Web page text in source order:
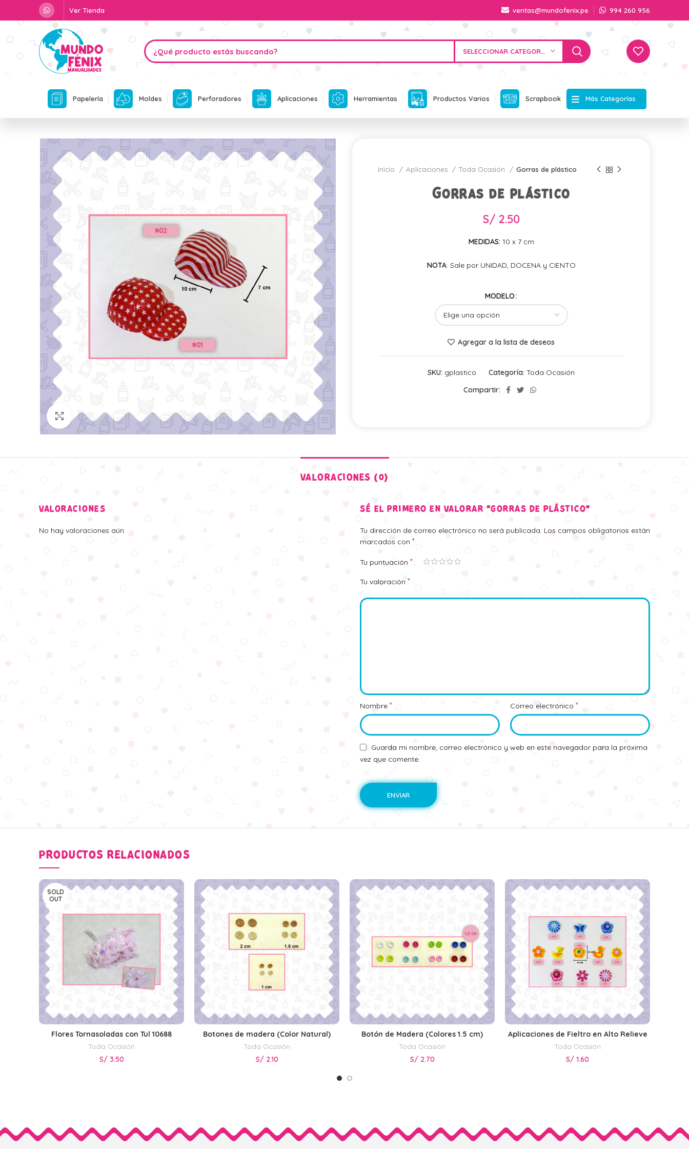
Ver Tienda ventas@mundofenix.pe 994 260 956
SELECCIONAR CATEGORÍA
Papelería Moldes Perforadores Aplicaciones Herramientas Productos Varios Scrapbook Más Categorías
Click para agrandar
Inicio Aplicaciones Toda Ocasión Gorras de plástico
Gorras de plástico
S/ 2.50
MEDIDAS: 10 x 7 cm
NOTA: Sale por UNIDAD, DOCENA y CIENTO
MODELO
Agregar a la lista de deseos
SKU: gplastico Categoría: Toda Ocasión
Compartir:
VALORACIONES (0)
VALORACIONES
No hay valoraciones aún.
SÉ EL PRIMERO EN VALORAR “GORRAS DE PLÁSTICO”
Tu dirección de correo electrónico no será publicada. Los campos obligatorios están
marcados con *
Tu puntuación *
Tu valoración *
Nombre * Correo electrónico *
Guarda mi nombre, correo electrónico y web en este navegador para la próxima
vez que comente.
PRODUCTOS RELACIONADOS
SOLD
OUT
LEER MÁS
Flores Tornasoladas con Tul 10688
Toda Ocasión
S/ 3.50
SELECCIONAR OPCIONES
Botones de madera (Color Natural)
Toda Ocasión
S/ 2.10
SELECCIONAR OPCIONES
Botón de Madera (Colores 1.5 cm)
Toda Ocasión
S/ 2.70
SELECCIONAR OPCIONES
Aplicaciones de Fieltro en Alto Relieve
Toda Ocasión
S/ 1.60